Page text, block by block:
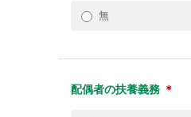
無
配偶者の扶養義務 ＊